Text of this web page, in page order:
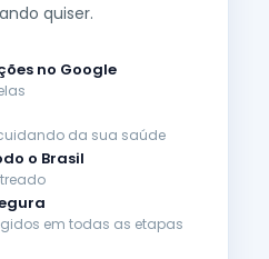
quiser.
no Google
da sua saúde
o Brasil
em todas as etapas